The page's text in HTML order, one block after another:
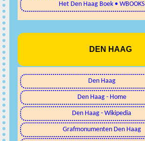
Het Den Haag Boek • WBOOKS
DEN HAAG
Den Haag
Den Haag - Home
Den Haag - Wikipedia
Grafmonumenten Den Haag